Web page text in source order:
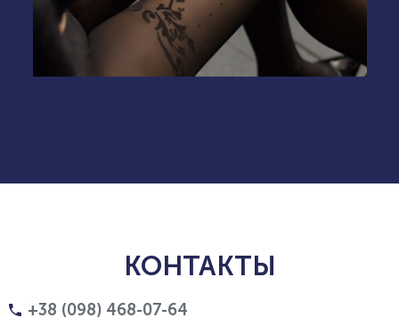
КОНТАКТЫ
+38 (098) 468-07-64